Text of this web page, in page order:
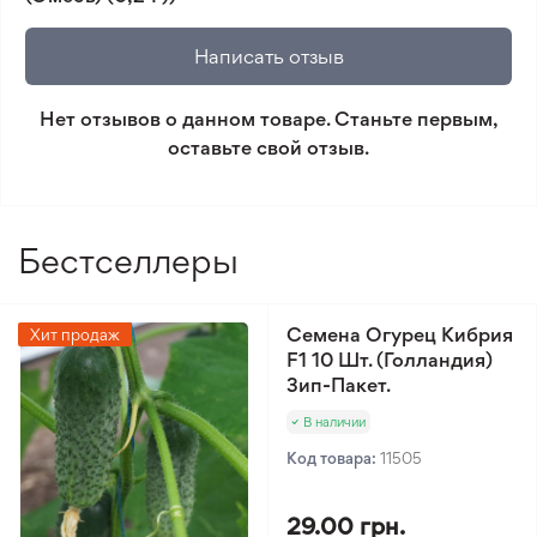
🛡️ Защита покупок. Возврат средств за товар,
который не соответствует ожиданиям. Согласно
условиям возврата.
Минимальный заказ 300 грн.
Написать отзыв
Нет отзывов о данном товаре. Станьте первым,
оставьте свой отзыв.
Бестселлеры
Хит продаж
Семена Огурец Кибрия
F1 10 Шт. (Голландия)
Зип-Пакет.
В наличии
Код товара: 11505
29.00 грн.